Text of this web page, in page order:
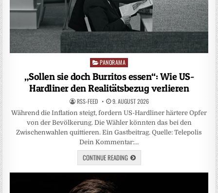
Posted
in
PANORAMA
„Sollen sie doch Burritos essen“: Wie US-
Hardliner den Realitätsbezug verlieren
RSS-FEED 9. AUGUST 2026
Während die Inflation steigt, fordern US-Hardliner härtere Opfer
von der Bevölkerung. Die Wähler könnten das bei den
Zwischenwahlen quittieren. Ein Gastbeitrag. Quelle: Telepolis
Dein Kommentar:…
CONTINUE READING